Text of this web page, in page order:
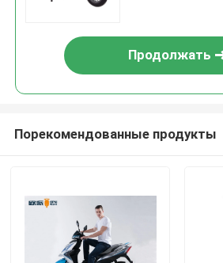
Продолжать
Порекомендованные продукты